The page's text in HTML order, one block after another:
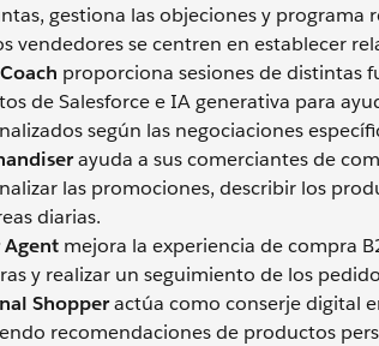
gestiona las objeciones y programa
vendedores se centren en establecer
proporciona sesiones de distintas
de Salesforce e IA generativa para
según las negociaciones
ayuda a sus comerciantes de
las promociones, describir los
diarias.
Agent mejora la experiencia de compra
y realizar un seguimiento de los
Shopperactúa como conserje digital
recomendaciones de productos